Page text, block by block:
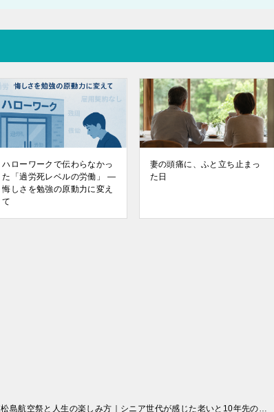
ハローワークで伝わらなかっ
た「過労死レベルの労働」 ―
悔しさを勉強の原動力に変え
て
妻の頭痛に、ふと立ち止まっ
た日
東松島航空祭と人生の楽しみ方｜シニア世代が感じた老いと10年先の生き方